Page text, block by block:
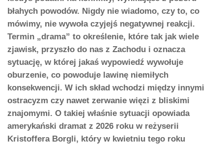
błahych powodów. Nigdy nie wiadomo, czy to, co
mówimy, nie wywoła czyjejś negatywnej reakcji.
Termin „drama” to określenie, które tak jak wiele
zjawisk, przyszło do nas z Zachodu i oznacza
sytuację, w której jakaś wypowiedź wywołuje
oburzenie, co powoduje lawinę niemiłych
konsekwencji. W ich skład wchodzi między innymi
ostracyzm czy nawet zerwanie więzi z bliskimi
znajomymi. O takiej właśnie sytuacji opowiada
amerykański dramat z 2026 roku w reżyserii
Kristoffera Borgli, który w kwietniu tego roku